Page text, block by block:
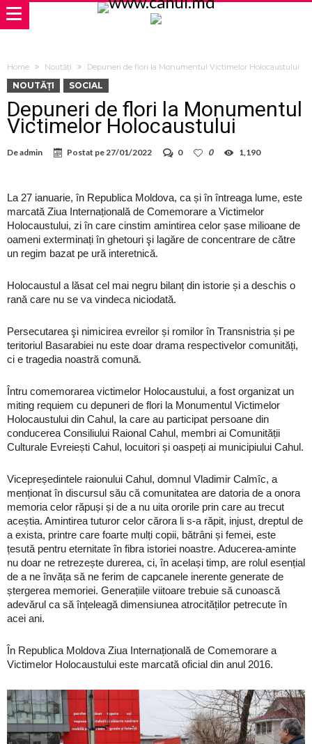
Home Noutăți Depuneri de flori la Monumentul Victimelor Holocaustului
NOUTĂȚI SOCIAL
Depuneri de flori la Monumentul
Victimelor Holocaustului
Deadmin Postat pe27/01/2022 0 0 1,190
La 27 ianuarie, în Republica Moldova, ca și în întreaga lume, este
marcată Ziua Internațională de Comemorare a Victimelor
Holocaustului, zi în care cinstim amintirea celor șase milioane de
oameni exterminați în ghetouri şi lagăre de concentrare de către
un regim bazat pe ură interetnică.
Holocaustul a lăsat cel mai negru bilanț din istorie și a deschis o
rană care nu se va vindeca niciodată.
Persecutarea şi nimicirea evreilor și romilor în Transnistria și pe
teritoriul Basarabiei nu este doar drama respectivelor comunități,
ci e tragedia noastră comună.
Întru comemorarea victimelor Holocaustului, a fost organizat un
miting requiem cu depuneri de flori la Monumentul Victimelor
Holocaustului din Cahul, la care au participat persoane din
conducerea Consiliului Raional Cahul, membri ai Comunității
Culturale Evreiești Cahul, locuitori și oaspeți ai municipiului Cahul.
Vicepreședintele raionului Cahul, domnul Vladimir Calmîc, a
menționat în discursul său că comunitatea are datoria de a onora
memoria celor răpuși și de a nu uita ororile prin care au trecut
aceștia. Amintirea tuturor celor cărora li s-a răpit, injust, dreptul de
a exista, printre care foarte mulți copii, bătrâni și femei, este
țesută pentru eternitate în fibra istoriei noastre. Aducerea-aminte
nu doar ne retrezește durerea, ci, în același timp, are rolul esențial
de a ne învăța să ne ferim de capcanele inerente generate de
ștergerea memoriei. Generațiile viitoare trebuie să cunoască
adevărul ca să înțeleagă dimensiunea atrocităților petrecute în
acei ani.
În Republica Moldova Ziua Internațională de Comemorare a
Victimelor Holocaustului este marcată oficial din anul 2016.